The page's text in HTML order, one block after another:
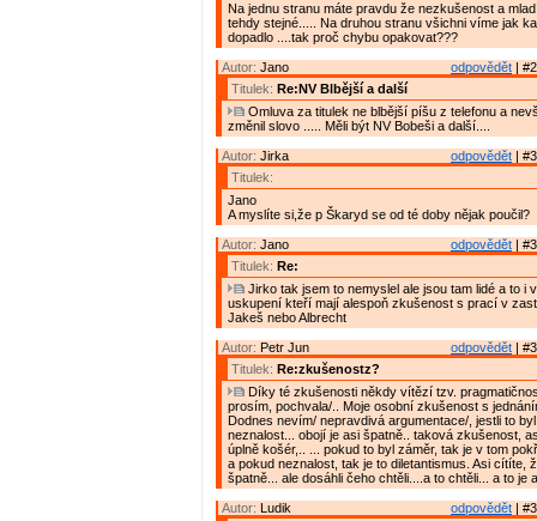
Na jednu stranu máte pravdu že nezkušenost a
tehdy stejné..... Na druhou stranu všichni víme jak
dopadlo ....tak proč chybu opakovat???
odpovědět |
Autor: Jano
Titulek: Re:NV Blbější a další
Omluva za titulek ne blbější píšu z telefonu a
změnil slovo ..... Měli být NV Bobeši a další....
odpovědět |
Autor: Jirka
Titulek:
Jano
A myslíte si,že p Škaryd se od té doby nějak poučil?
odpovědět |
Autor: Jano
Titulek: Re:
Jirko tak jsem to nemyslel ale jsou tam lidé a to i
uskupení kteří mají alespoň zkušenost s prací v
Jakeš nebo Albrecht
odpovědět |
Autor: Petr Jun
Titulek: Re:zkušenostz?
Díky té zkušenosti někdy vítězí tzv.
prosím, pochvala/.. Moje osobní zkušenost s
Dodnes nevím/ nepravdivá argumentace/, jestli to
neznalost... obojí je asi špatně.. taková zkušenost,
úplně košér,.. ... pokud to byl záměr, tak je v tom
a pokud neznalost, tak je to diletantismus. Asi cítíte,
špatně... ale dosáhli čeho chtěli....a to chtěli... a to je
odpovědět |
Autor: Ludik